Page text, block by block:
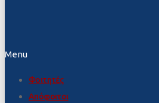
Menu
Φοιτητές
Απόφοιτοι